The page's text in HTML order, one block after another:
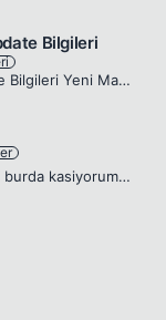
Bilgileri
Silkroad Online 3 Kasım 2009 Update Bilgileri Yeni Magic Pop item listesi Halloween Event'i sona erecek. Magic Pop item listesi yenilenecek. Click and Buy (USD) ödeme sistemi düzenlendi. Australia, C...
Su an charim 93 level ve 87'den beri burda kasiyorum, muhakkak is gorur. 😊 Jangan çıkışlı: Spoiler go(6438,1093) go(6438,1098) go(6438,1103) go(6436,1125) go(6438,1134) go(6469,1136) go(6488,1136) go...